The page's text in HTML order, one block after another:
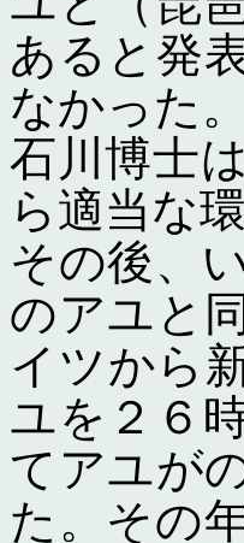
あると発
なかった。
石川博士
ら適当な
その後、
のアユと
イツから
ユを２６
てアユが
た。その